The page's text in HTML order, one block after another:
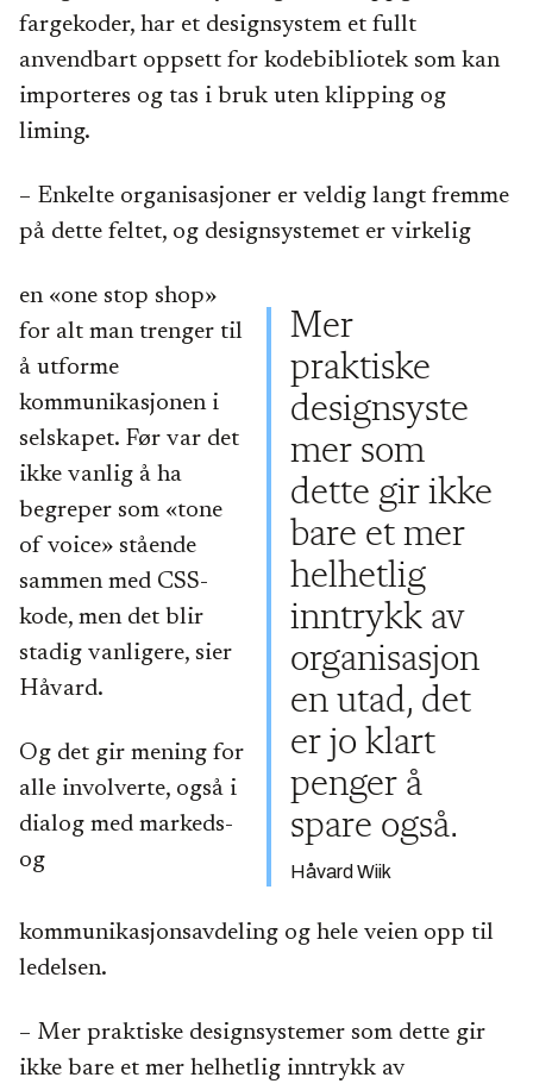
fargekoder, har et designsystem et fullt
anvendbart oppsett for kodebibliotek som kan
importeres og tas i bruk uten klipping og
liming.
– Enkelte organisasjoner er veldig langt fremme
på dette feltet, og designsystemet er virkelig
Mer
praktiske
designsyste
mer som
dette gir ikke
bare et mer
helhetlig
inntrykk av
organisasjon
en utad, det
er jo klart
penger å
spare også.
Håvard Wiik
en «one stop shop»
for alt man trenger til
å utforme
kommunikasjonen i
selskapet. Før var det
ikke vanlig å ha
begreper som «tone
of voice» stående
sammen med CSS-
kode, men det blir
stadig vanligere, sier
Håvard.
Og det gir mening for
alle involverte, også i
dialog med markeds-
og
kommunikasjonsavdeling og hele veien opp til
ledelsen.
– Mer praktiske designsystemer som dette gir
ikke bare et mer helhetlig inntrykk av